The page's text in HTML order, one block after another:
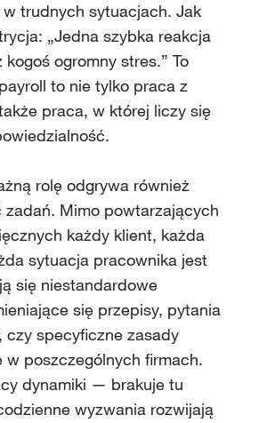
trudnych sytuacjach. Jak
„Jedna szybka reakcja
kogoś ogromny stres.” To
to nie tylko praca z
praca, w której liczy się
rolę odgrywa również
zadań. Mimo powtarzających
każdy klient, każda
sytuacja pracownika jest
się niestandardowe
się przepisy, pytania
czy specyficzne zasady
w poszczególnych firmach.
dynamiki — brakuje tu
wyzwania rozwijają